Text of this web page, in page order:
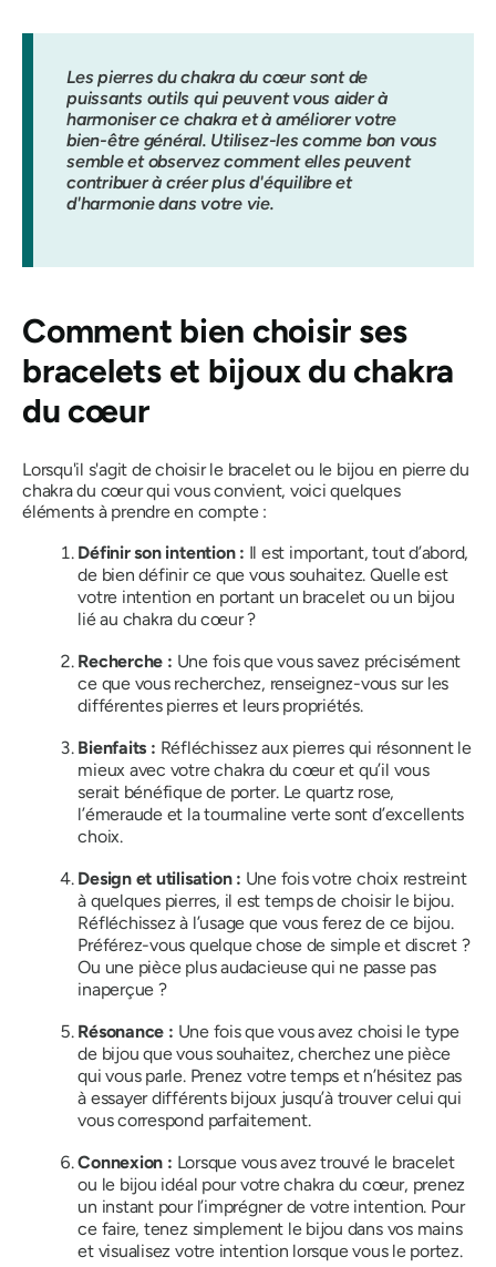
Les pierres du chakra du cœur sont de
puissants outils qui peuvent vous aider à
harmoniser ce chakra et à améliorer votre
bien-être général. Utilisez-les comme bon vous
semble et observez comment elles peuvent
contribuer à créer plus d'équilibre et
d'harmonie dans votre vie.
Comment bien choisir ses
bracelets et bijoux du chakra
du cœur
Lorsqu'il s'agit de choisir le bracelet ou le bijou en pierre du
chakra du cœur qui vous convient, voici quelques
éléments à prendre en compte :
Définir son intention : Il est important, tout d’abord,
de bien définir ce que vous souhaitez. Quelle est
votre intention en portant un bracelet ou un bijou
lié au chakra du cœur ?
Recherche : Une fois que vous savez précisément
ce que vous recherchez, renseignez-vous sur les
différentes pierres et leurs propriétés.
Bienfaits : Réfléchissez aux pierres qui résonnent le
mieux avec votre chakra du cœur et qu’il vous
serait bénéfique de porter. Le quartz rose,
l’émeraude et la tourmaline verte sont d’excellents
choix.
Design et utilisation : Une fois votre choix restreint
à quelques pierres, il est temps de choisir le bijou.
Réfléchissez à l’usage que vous ferez de ce bijou.
Préférez-vous quelque chose de simple et discret ?
Ou une pièce plus audacieuse qui ne passe pas
inaperçue ?
Résonance : Une fois que vous avez choisi le type
de bijou que vous souhaitez, cherchez une pièce
qui vous parle. Prenez votre temps et n’hésitez pas
à essayer différents bijoux jusqu’à trouver celui qui
vous correspond parfaitement.
Connexion : Lorsque vous avez trouvé le bracelet
ou le bijou idéal pour votre chakra du cœur, prenez
un instant pour l’imprégner de votre intention. Pour
ce faire, tenez simplement le bijou dans vos mains
et visualisez votre intention lorsque vous le portez.